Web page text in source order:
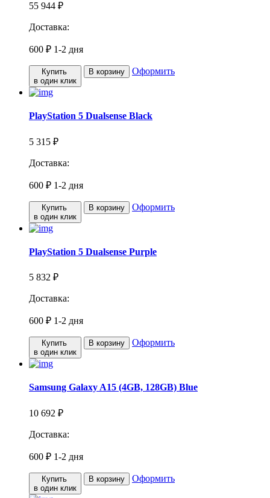
55 944 ₽
Доставка:
600 ₽ 1-2 дня
Купить
в один клик
В корзину Оформить
PlayStation 5 Dualsense Black
5 315 ₽
Доставка:
600 ₽ 1-2 дня
Купить
в один клик
В корзину Оформить
PlayStation 5 Dualsense Purple
5 832 ₽
Доставка:
600 ₽ 1-2 дня
Купить
в один клик
В корзину Оформить
Samsung Galaxy A15 (4GB, 128GB) Blue
10 692 ₽
Доставка:
600 ₽ 1-2 дня
Купить
в один клик
В корзину Оформить